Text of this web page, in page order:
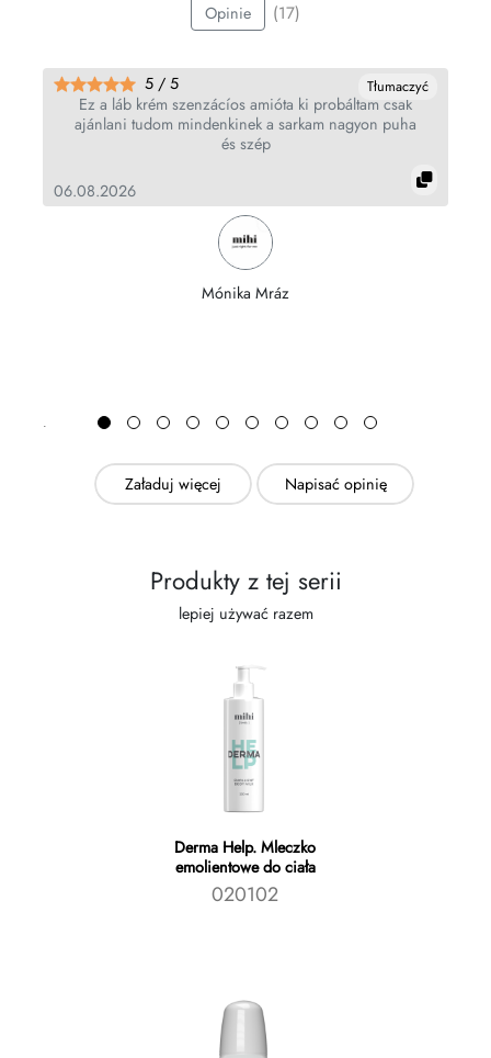
Opinie (17)
Tłumaczyć
Ez a láb krém szenzácíos amióta ki probáltam csak
ajánlani tudom mindenkinek a sarkam nagyon puha
és szép
5 / 5
06.08.2026
Mónika Mráz
Załaduj więcej Napisać opinię
Produkty z tej serii
lepiej używać razem
Derma Help. Mleczko
emolientowe do ciała
020102